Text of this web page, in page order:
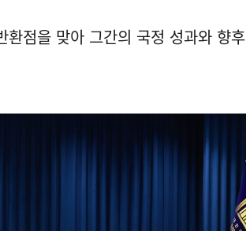
점을 맞아 그간의 국정 성과와 향후